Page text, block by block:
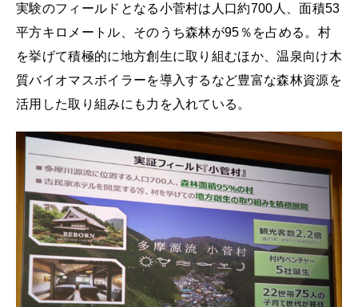
実験のフィールドとなる小菅村は人口約700人、面積53
平方キロメートル、そのうち森林が95％を占める。村
を挙げて積極的に地方創生に取り組むほか、温泉向け木
質バイオマスボイラーを導入するなど豊富な森林資源を
活用した取り組みにも力を入れている。